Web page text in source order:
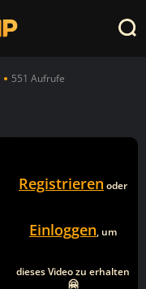
551 Aufrufe
Registrieren oder
Einloggen, um
dieses Video zu erhalten
🤗